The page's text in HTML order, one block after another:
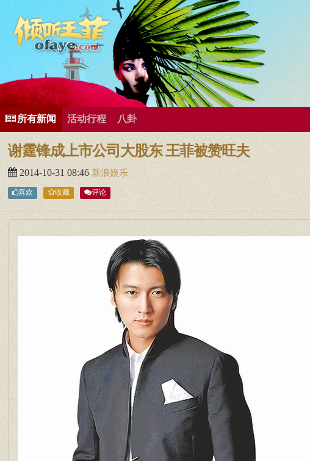
有歌曲专辑
王菲新闻王菲的精美图片王菲精彩视频王菲论坛给王菲留言用户中心王菲资料档案
所有新闻 活动行程 八卦
谢霆锋成上市公司大股东 王菲被赞旺夫
2014-10-31 08:46 新浪娱乐
喜欢 收藏 评论